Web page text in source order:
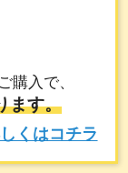
購入で、
ます。
くはコチラ